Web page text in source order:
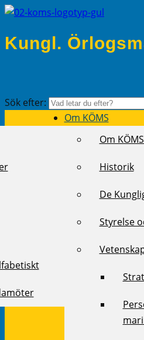
Kungl.
Sök efter:
Om KÖMS
Om
Historik
De
Styrelse